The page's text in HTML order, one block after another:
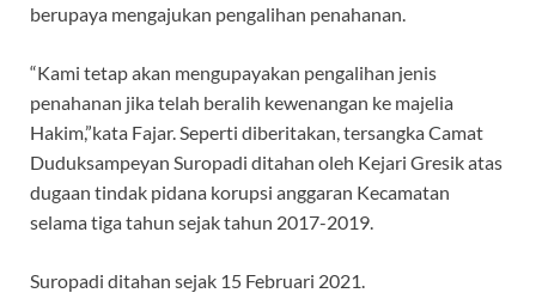
berupaya mengajukan pengalihan penahanan.
“Kami tetap akan mengupayakan pengalihan jenis
penahanan jika telah beralih kewenangan ke majelia
Hakim,”kata Fajar. Seperti diberitakan, tersangka Camat
Duduksampeyan Suropadi ditahan oleh Kejari Gresik atas
dugaan tindak pidana korupsi anggaran Kecamatan
selama tiga tahun sejak tahun 2017-2019.
Suropadi ditahan sejak 15 Februari 2021.